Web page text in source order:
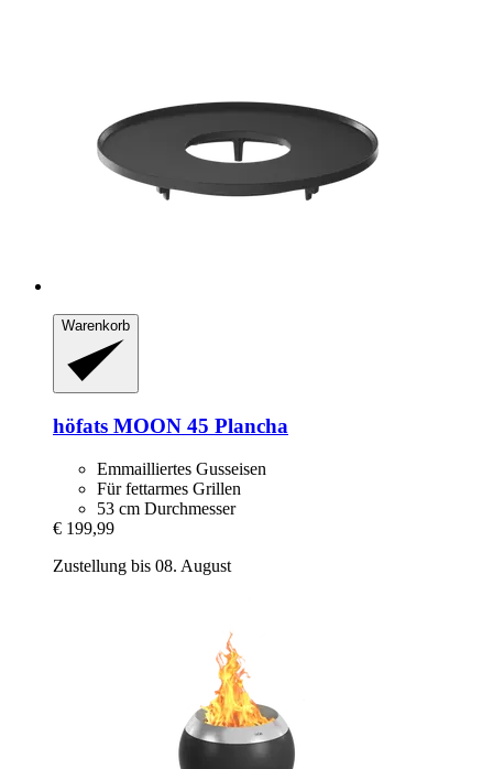
Warenkorb
höfats MOON 45 Plancha
Emmailliertes Gusseisen
Für fettarmes Grillen
53 cm Durchmesser
€ 199,99
Zustellung bis 08. August